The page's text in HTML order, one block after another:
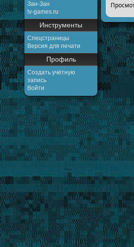
Зан-Зан
tv-games.ru
Инструменты
Спецстраницы
Версия для печати
Профиль
Создать учётную
запись
Войти